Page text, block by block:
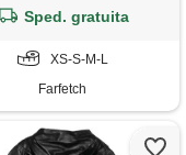
Sped. gratuita
XS-S-M-L
Farfetch